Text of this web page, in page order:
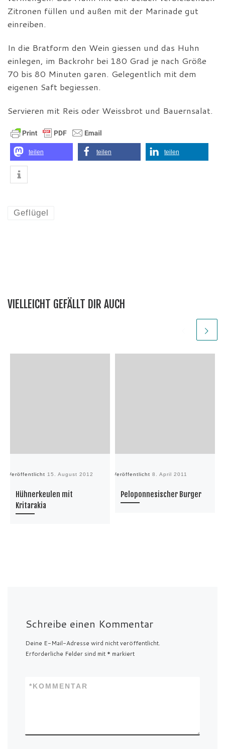
Zitronen füllen und außen mit der Marinade gut
einreiben.
In die Bratform den Wein giessen und das Huhn
einlegen, im Backrohr bei 180 Grad je nach Größe
70 bis 80 Minuten garen. Gelegentlich mit dem
eigenen Saft begiessen.
Servieren mit Reis oder Weissbrot und Bauernsalat.
teilen teilen teilen
Geflügel
VIELLEICHT GEFÄLLT DIR AUCH
Veröffentlicht 15. August 2012
Hühnerkeulen mit
Kritarakia
Veröffentlicht 8. April 2011
Peloponnesischer Burger
Schreibe einen Kommentar
Deine E-Mail-Adresse wird nicht veröffentlicht.
Erforderliche Felder sind mit * markiert
KOMMENTAR
*